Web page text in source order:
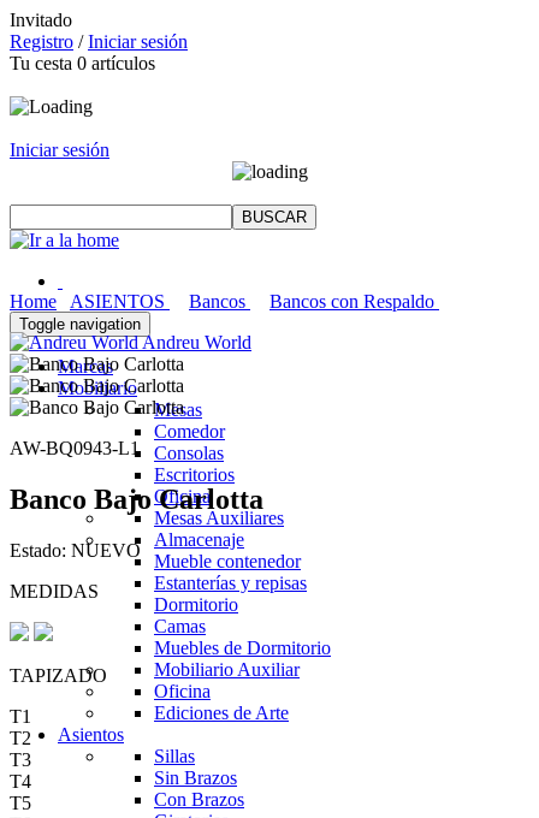
Invitado
Registro /Iniciar sesión
Tu cesta 0 artículos
Iniciar sesión
Toggle navigation
Marcas
Mobiliario
Mesas
Comedor
Consolas
Escritorios
Oficina
Mesas Auxiliares
Almacenaje
Mueble contenedor
Estanterías y repisas
Dormitorio
Camas
Muebles de Dormitorio
Mobiliario Auxiliar
Oficina
Ediciones de Arte
Asientos
Sillas
Sin Brazos
Con Brazos
Home ASIENTOS Bancos
Bancos con Respaldo
Andreu World
AW-BQ0943-L1
Banco Bajo Carlotta
Estado: NUEVO
MEDIDAS
TAPIZADO
T1
T2
T3
T4
T5